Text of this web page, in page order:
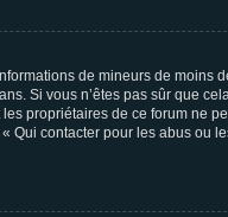
de mineurs de moins
Si vous n’êtes pas sûr que
propriétaires de ce forum ne
Qui contacter pour les abus ou